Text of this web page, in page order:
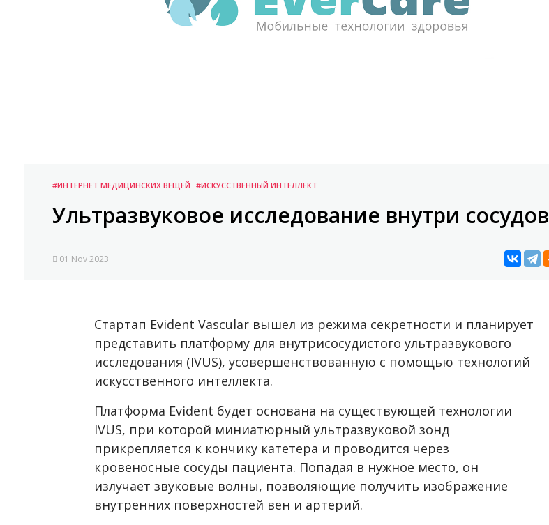
#ИНТЕРНЕТ МЕДИЦИНСКИХ ВЕЩЕЙ #ИСКУССТВЕННЫЙ ИНТЕЛЛЕКТ
Ультразвуковое исследование внутри сосудов
01 Nov 2023
Стартап Evident Vascular вышел из режима секретности и планирует
представить платформу для внутрисосудистого ультразвукового
исследования (IVUS), усовершенствованную с помощью технологий
искусственного интеллекта.
Платформа Evident будет основана на существующей технологии
IVUS, при которой миниатюрный ультразвуковой зонд
прикрепляется к кончику катетера и проводится через
кровеносные сосуды пациента. Попадая в нужное место, он
излучает звуковые волны, позволяющие получить изображение
внутренних поверхностей вен и артерий.